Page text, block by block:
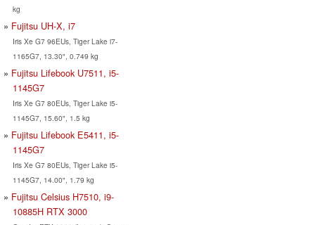
kg
Fujitsu UH-X, i7
Iris Xe G7 96EUs, Tiger Lake i7-
1165G7, 13.30", 0.749 kg
Fujitsu Lifebook U7511, i5-
1145G7
Iris Xe G7 80EUs, Tiger Lake i5-
1145G7, 15.60", 1.5 kg
Fujitsu Lifebook E5411, i5-
1145G7
Iris Xe G7 80EUs, Tiger Lake i5-
1145G7, 14.00", 1.79 kg
Fujitsu Celsius H7510, i9-
10885H RTX 3000